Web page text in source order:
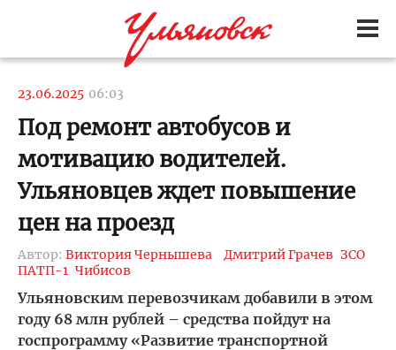
23.06.2025 06:03
Под ремонт автобусов и
мотивацию водителей.
Ульяновцев ждет повышение
цен на проезд
Автор: Виктория Чернышева Дмитрий Грачев ЗСО
ПАТП-1 Чибисов
Ульяновским перевозчикам добавили в этом
году 68 млн рублей – средства пойдут на
госпрограмму «Развитие транспортной